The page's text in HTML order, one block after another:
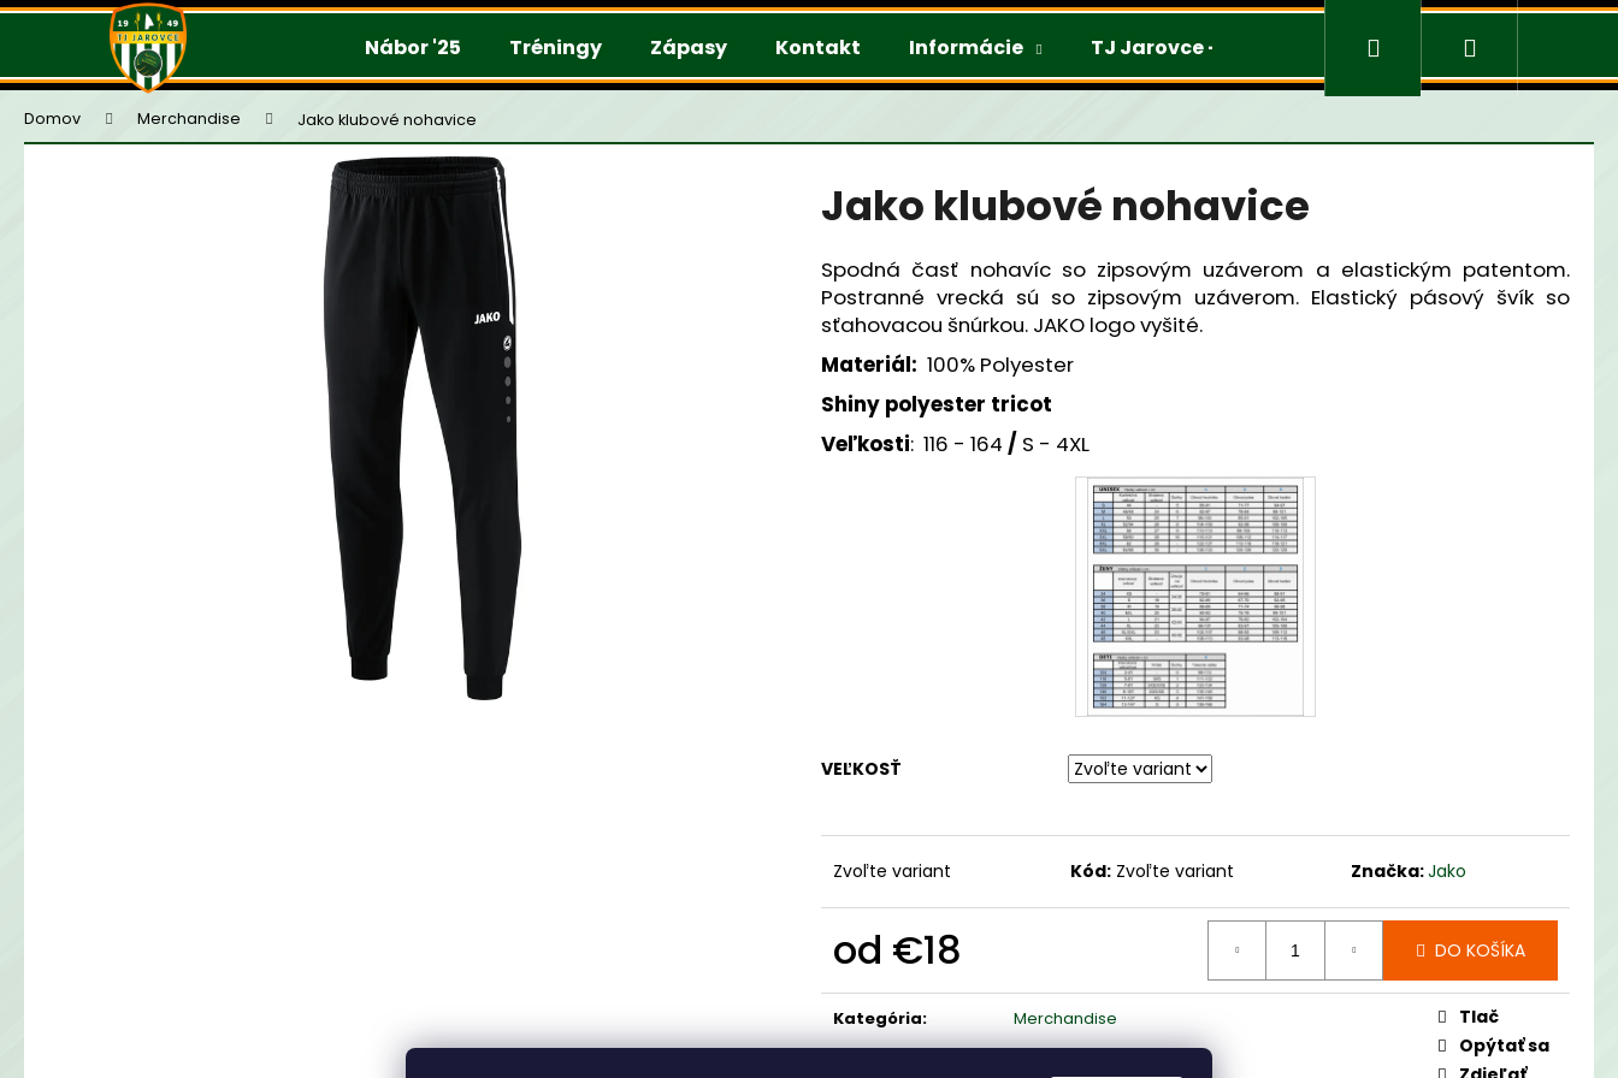
Prejsť
Nábor '25 Tréningy Zápasy Kontakt Informácie TJ Jarovce - Mužstvá Merchandise
PrihlásenieNákupný
košík
Domov Merchandise Jako klubové nohavice
Jako klubové nohavice
Spodná časť nohavíc so zipsovým uzáverom a elastickým patentom.
Postranné vrecká sú so zipsovým uzáverom. Elastický pásový švík so
sťahovacou šnúrkou. JAKO logo vyšité.
Materiál: 100% Polyester
Shiny polyester tricot
Veľkosti: 116 - 164 / S - 4XL
VEĽKOSŤ
Zvoľte variant Kód: Zvoľte variant Značka:Jako
od €18 DO KOŠÍKA
Kategória: Merchandise
Tlač
Opýtať sa
K
š
Čo potrebujete nájsť?
HĽADAŤ
KLUBOVÁ SÚPRAVA JAKO
ŠUŠTIAKOVÁ NEPREMOKAVÁ BUNDA